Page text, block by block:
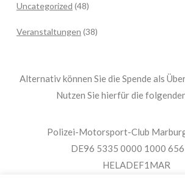
Uncategorized (48)
Veranstaltungen (38)
Alternativ können Sie die Spende als
Nutzen Sie hierfür die
Polizei-Motorsport-Club
DE96 5335 0000 1000
HELADEF1MAR